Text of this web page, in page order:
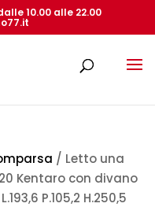
10.00 alle 22.00
/ Letto una
Kentaro con divano
P.105,2 H.250,5